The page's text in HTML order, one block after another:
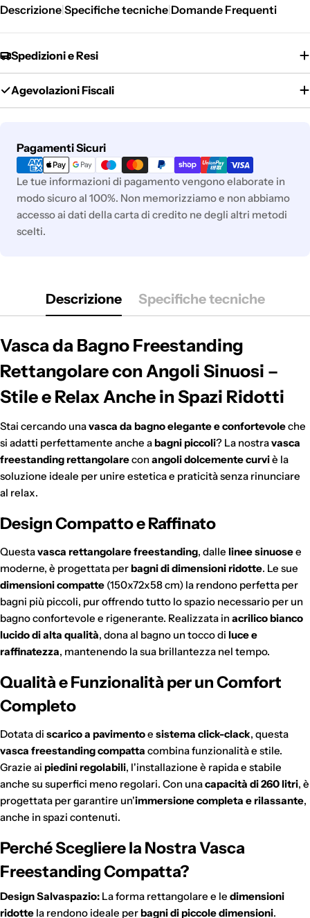
Descrizione Specifiche tecniche Domande Frequenti
Spedizioni e Resi
Agevolazioni Fiscali
Pagamenti Sicuri
Metodi
di
pagamento
Le tue informazioni di pagamento vengono elaborate in
modo sicuro al 100%. Non memorizziamo e non abbiamo
accesso ai dati della carta di credito ne degli altri metodi
scelti.
Descrizione Specifiche tecniche
Vasca da Bagno Freestanding
Rettangolare con Angoli Sinuosi –
Stile e Relax Anche in Spazi Ridotti
Stai cercando unavasca da bagno elegante e confortevoleche
si adatti perfettamente anche abagni piccoli? La nostravasca
freestanding rettangolarecon angoli dolcemente curviè la
soluzione ideale per unire estetica e praticità senza rinunciare
al relax.
Design Compatto e Raffinato
Questavasca rettangolare freestanding, dalle linee sinuosee
moderne, è progettata perbagni di dimensioni ridotte. Le sue
dimensioni compatte (150x72x58 cm) la rendono perfetta per
bagni più piccoli, pur offrendo tutto lo spazio necessario per un
bagno confortevole e rigenerante. Realizzata in acrilico bianco
lucido di alta qualità, dona al bagno un tocco di luce e
raffinatezza, mantenendo la sua brillantezza nel tempo.
Qualità e Funzionalità per un Comfort
Completo
Dotata di scarico a pavimentoe sistema click-clack, questa
vasca freestanding compatta combina funzionalità e stile.
Grazie ai piedini regolabili, l'installazione è rapida e stabile
anche su superfici meno regolari. Con unacapacità di 260 litri, è
progettata per garantire un'immersione completa e rilassante,
anche in spazi contenuti.
Perché Scegliere la Nostra Vasca
Freestanding Compatta?
Design Salvaspazio: La forma rettangolare e le dimensioni
ridotte la rendono ideale perbagni di piccole dimensioni.